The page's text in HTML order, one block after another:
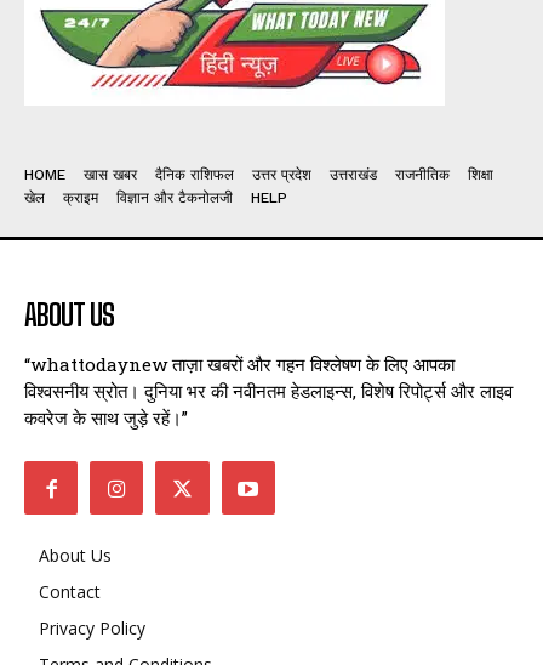
HOME खास खबर दैनिक राशिफल उत्तर प्रदेश उत्तराखंड राजनीतिक
शिक्षा
खेल
क्राइम विज्ञान और टैकनोलजी HELP
ABOUT US
“whattodaynew ताज़ा खबरों और गहन विश्लेषण के लिए आपका
विश्वसनीय स्रोत। दुनिया भर की नवीनतम हेडलाइन्स, विशेष रिपोर्ट्स और लाइव
कवरेज के साथ जुड़े रहें।”
About Us
Contact
Privacy Policy